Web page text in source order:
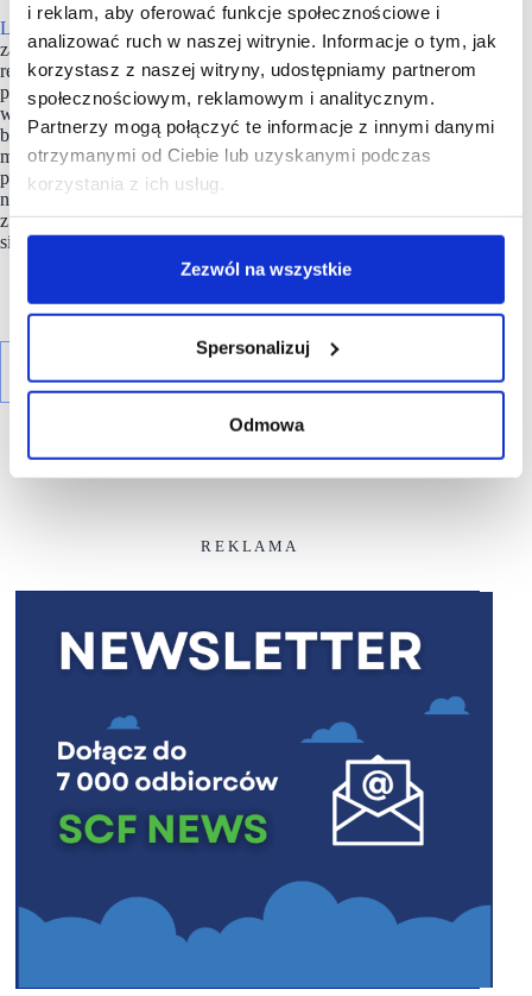
i reklam, aby oferować funkcje społecznościowe i
analizować ruch w naszej witrynie. Informacje o tym, jak
korzystasz z naszej witryny, udostępniamy partnerom
społecznościowym, reklamowym i analitycznym.
Partnerzy mogą połączyć te informacje z innymi danymi
otrzymanymi od Ciebie lub uzyskanymi podczas
korzystania z ich usług.
Zezwól na wszystkie
Spersonalizuj
Odmowa
LCP Properties
jest częścią M Core – grupy firm rodzinnych
zarządzających nieruchomościami i inwestycjami o wysokiej
rentowności, będącej jednym z największych właścicieli
parków handlowych oraz tzw. centrów typu convenience
w Wielkiej Brytanii i Polsce. Sztandarowym obiektem
biznesowym LCP w Wielkiej Brytanii jest Pensnett Estate
mieszczący się w Kingswinford. Park magazynowo-
przemysłowy oraz ośrodek biznesowy rozlokowano
na powierzchni 185 akrów (niemal 75 ha) i jest to jeden
z największych tego typu obiektów w Europie. Stanowi
siedzibę prawie 200 firm
R E K L A M A